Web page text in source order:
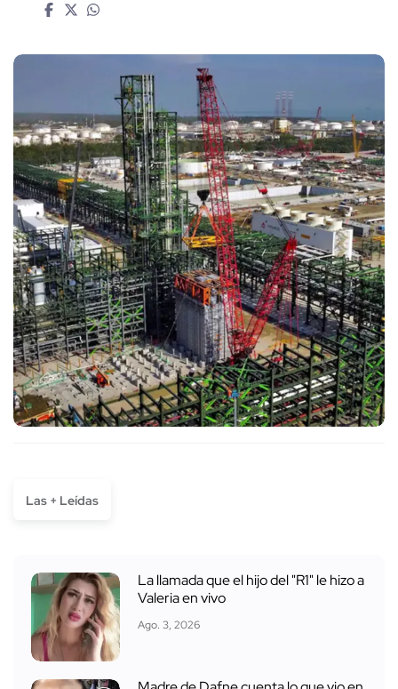
Las + Leídas
La llamada que el hijo del "R1" le hizo a
Valeria en vivo
Ago. 3, 2026